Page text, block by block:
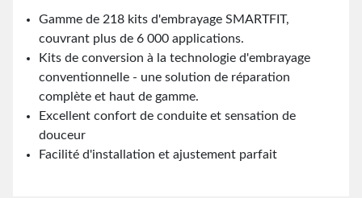
Gamme de 218 kits d'embrayage SMARTFIT,
couvrant plus de 6 000 applications.
Kits de conversion à la technologie d'embrayage
conventionnelle - une solution de réparation
complète et haut de gamme.
Excellent confort de conduite et sensation de
douceur
Facilité d'installation et ajustement parfait